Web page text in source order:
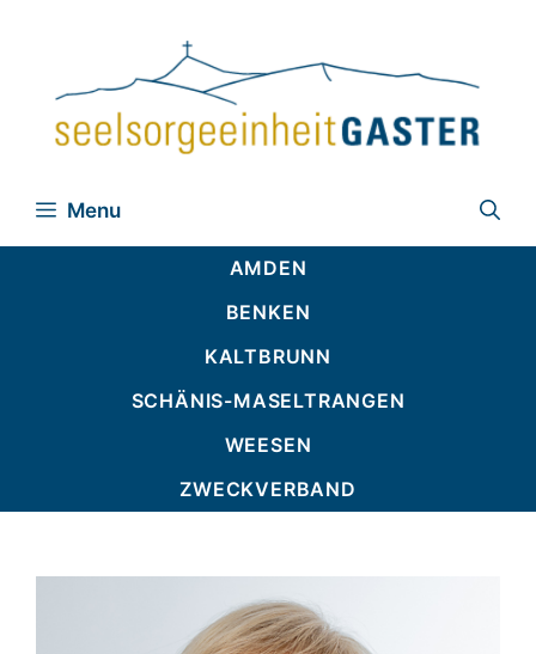
Menu
AMDEN
BENKEN
KALTBRUNN
SCHÄNIS-MASELTRANGEN
WEESEN
ZWECKVERBAND